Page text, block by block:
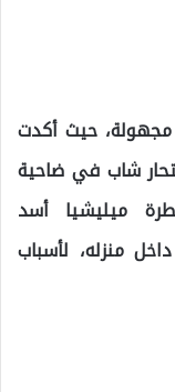
مجهولة، حيث أكدت
انتحار شاب في ضاحية
ميليشيا أسد
منزله، لأسباب